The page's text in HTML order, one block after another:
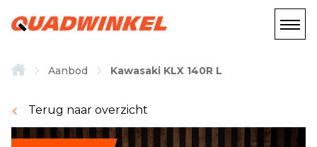
Aanbod Kawasaki KLX 140R L
Terug naar overzicht